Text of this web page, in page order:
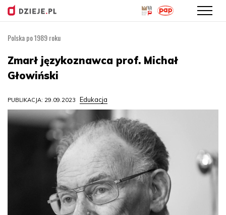
treści
Polska po 1989 roku
Zmarł językoznawca prof. Michał
Głowiński
PUBLIKACJA: 29.09.2023 Edukacja